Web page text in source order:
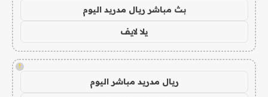
بث مباشر ريال مدريد اليوم
يلا لايف
!
ريال مدريد مباشر اليوم